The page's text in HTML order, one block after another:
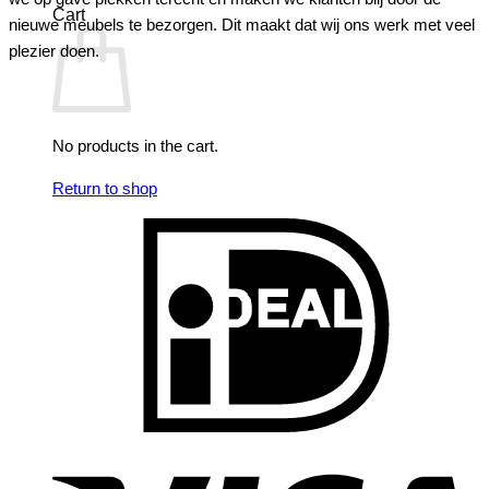
Cart
No products in the cart.
Return to shop
nieuwe meubels te bezorgen. Dit maakt dat wij ons werk met veel
plezier doen.